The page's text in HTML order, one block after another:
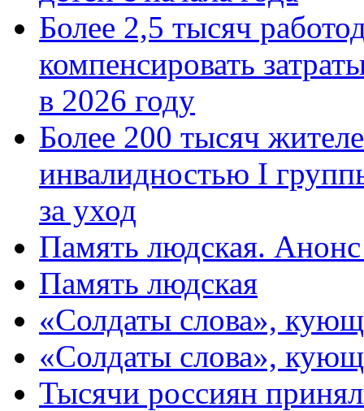
Более 2,5 тысяч
компенсировать
в 2026 году
Более 200 тысяч
инвалидностью I
за уход
Память людская.
Память людская
«Солдаты слова»,
«Солдаты слова»,
Тысячи россиян